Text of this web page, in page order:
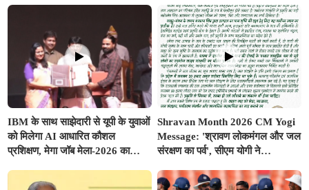
भारत @2047'
IBM के साथ साझेदारी से यूपी के युवाओं
को मिलेगा AI आधारित कौशल
प्रशिक्षण, मेगा जॉब मेला-2026 का
Shravan Month 2026 CM Yogi
Message: 'श्रावण लोकमंगल और जल
संरक्षण का पर्व', सीएम योगी ने
संदेश